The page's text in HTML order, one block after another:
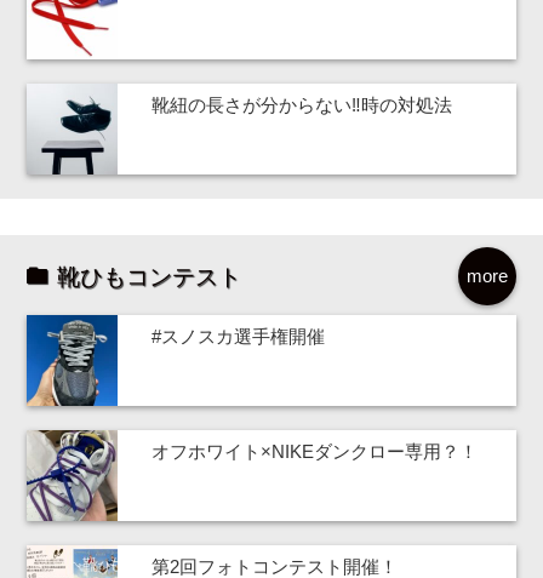
靴紐の長さが分からない‼時の対処法
more
靴ひもコンテスト
#スノスカ選手権開催
オフホワイト×NIKEダンクロー専用？！
第2回フォトコンテスト開催！